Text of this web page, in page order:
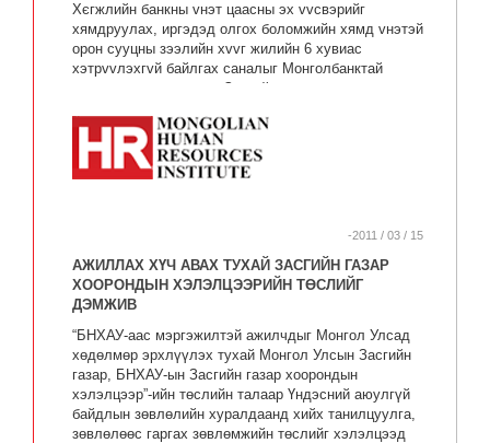
Хєгжлийн банкны vнэт цаасны эх vvсвэрийг
хямдруулах, иргэдэд олгох боломжийн хямд vнэтэй
орон сууцны зээлийн хvvг жилийн 6 хувиас
хэтрvvлэхгvй байлгах саналыг Монголбанктай
хамтран боловсруулж Засгийн газарт оруулж
Удирдах Зєвлєлийн дарга Ч.Хашчулуунд даалгав.
-2011 / 03 / 15
АЖИЛЛАХ ХҮЧ АВАХ ТУХАЙ ЗАСГИЙН ГАЗАР
ХООРОНДЫН ХЭЛЭЛЦЭЭРИЙН ТӨСЛИЙГ
ДЭМЖИВ
“БНХАУ-аас мэргэжилтэй ажилчдыг Монгол Улсад
хөдөлмөр эрхлүүлэх тухай Монгол Улсын Засгийн
газар, БНХАУ-ын Засгийн газар хоорондын
хэлэлцээр”-ийн төслийн талаар Үндэсний аюулгүй
байдлын зөвлөлийн хуралдаанд хийх танилцуулга,
зөвлөлөөс гаргах зөвлөмжийн төслийг хэлэлцээд